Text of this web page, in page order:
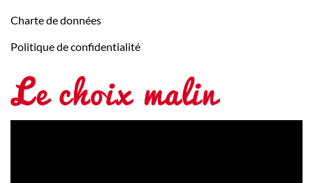
Charte de données
Politique de confidentialité